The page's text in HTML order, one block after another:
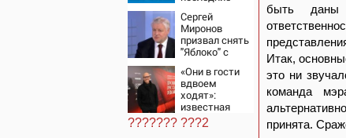
августа 2026:
последствия,
атаки на
склады
Wildberries,
состояние
пострадавших
Сергей
Миронов
призвал снять
"Яблоко" с
Новости на
Вести.ru
«Они в гости
вдвоем
ходят»:
известная
журналистка
подтвердила
??????? ???2
быть даны
Итак,
это ни
команда
принята.